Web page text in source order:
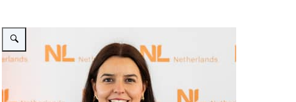
Vergroot afbeelding Andrea Sifon